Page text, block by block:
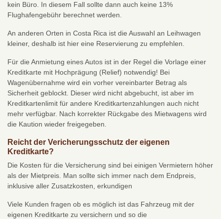
kein Büro. In diesem Fall sollte dann auch keine 13%
Flughafengebühr berechnet werden.
An anderen Orten in Costa Rica ist die Auswahl an Leihwagen
kleiner, deshalb ist hier eine Reservierung zu empfehlen.
Für die Anmietung eines Autos ist in der Regel die Vorlage einer
Kreditkarte mit Hochprägung (Relief) notwendig! Bei
Wagenübernahme wird ein vorher vereinbarter Betrag als
Sicherheit geblockt. Dieser wird nicht abgebucht, ist aber im
Kreditkartenlimit für andere Kreditkartenzahlungen auch nicht
mehr verfügbar. Nach korrekter Rückgabe des Mietwagens wird
die Kaution wieder freigegeben.
Reicht der Vericherungsschutz der eigenen
Kreditkarte?
Die Kosten für die Versicherung sind bei einigen Vermietern höher
als der Mietpreis. Man sollte sich immer nach dem Endpreis,
inklusive aller Zusatzkosten, erkundigen
Viele Kunden fragen ob es möglich ist das Fahrzeug mit der
eigenen Kreditkarte zu versichern und so die